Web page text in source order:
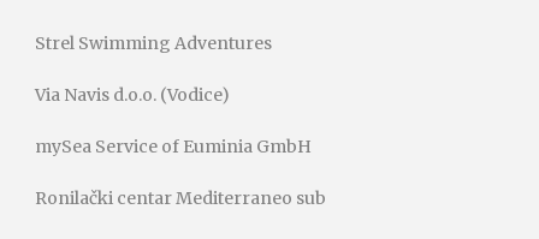
Strel Swimming Adventures
Via Navis d.o.o. (Vodice)
mySea Service of Euminia GmbH
Ronilački centar Mediterraneo sub